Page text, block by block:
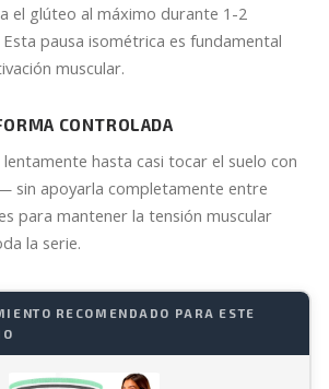
el glúteo al máximo durante 1-2
pausa isométrica es fundamental
muscular.
CONTROLADA
lentamente hasta casi tocar el suelo con
sin apoyarla completamente entre
para mantener la tensión muscular
la serie.
RECOMENDADO PARA ESTE